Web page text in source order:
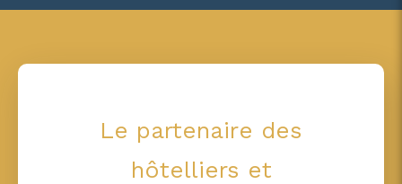
Le partenaire des
hôtelliers et